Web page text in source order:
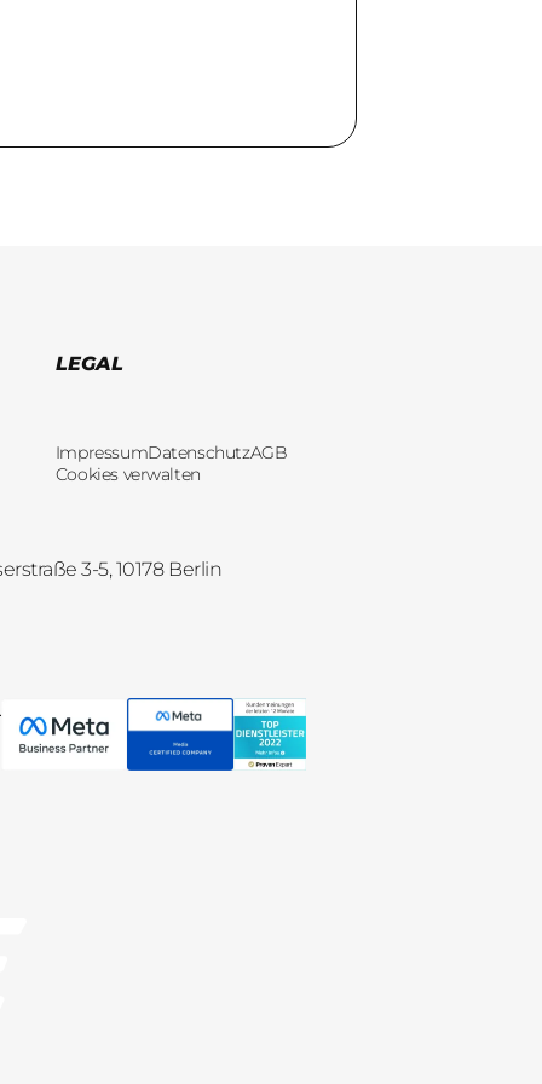
LEGAL
ImpressumDatenschutzAGB
Cookies verwalten
3-5, 10178 Berlin